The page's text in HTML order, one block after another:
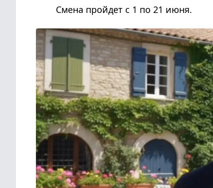
Смена пройдет с 1 по 21 июня.